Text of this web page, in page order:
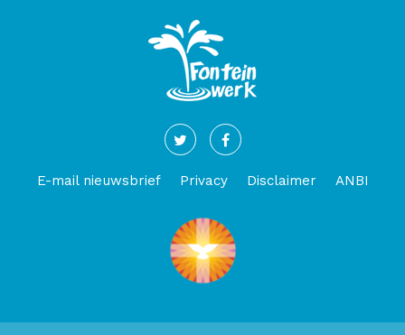
E-mail nieuwsbrief Privacy Disclaimer ANBI